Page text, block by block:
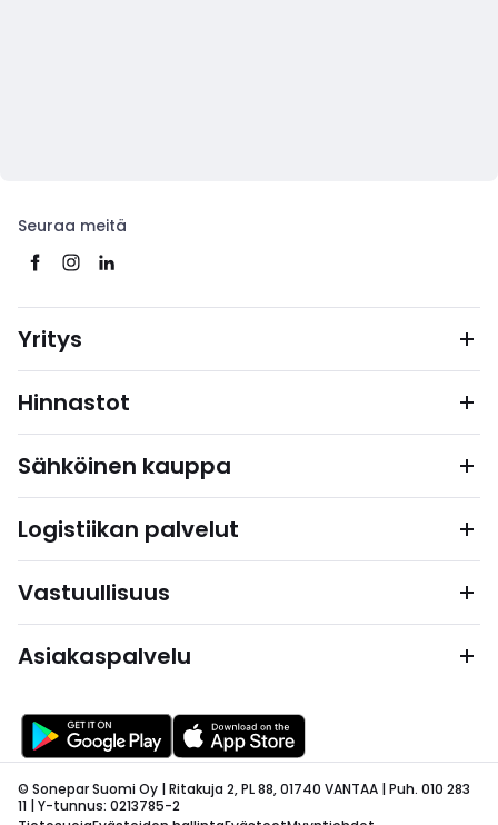
Seuraa meitä
Yritys
Hinnastot
Sähköinen kauppa
Logistiikan palvelut
Vastuullisuus
Asiakaspalvelu
© Sonepar Suomi Oy | Ritakuja 2, PL 88, 01740 VANTAA | Puh. 010 283
11 | Y-tunnus: 0213785-2